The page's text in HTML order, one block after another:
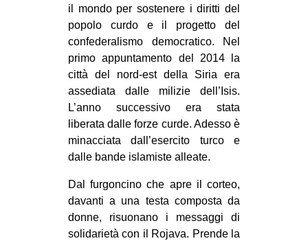
MIGRAZIONI
PRECARIATO
REPRESSIONE
STUDENTI
CULTURE
ARTE
CINEMA
MUSICA
il mondo per sostenere i diritti del
popolo curdo e il progetto del
confederalismo democratico. Nel
primo appuntamento del 2014 la
città del nord-est della Siria era
assediata dalle milizie dell’Isis.
L’anno successivo era stata
liberata dalle forze curde. Adesso è
minacciata dall’esercito turco e
dalle bande islamiste alleate.
Dal furgoncino che apre il corteo,
davanti a una testa composta da
donne, risuonano i messaggi di
solidarietà con il Rojava. Prende la